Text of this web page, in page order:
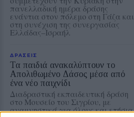
πανελλαδική ημέρα δράσης
ενάντια στον πόλεμο στη Γάζα και
στη συνέχιση της συνεργασίας
Ελλάδας–Ισραήλ
ΔΡΑΣΕΙΣ
Τα παιδιά ανακαλύπτουν το
Απολιθωμένο Δάσος μέσα από
ένα νέο παιχνίδι
Διαδραστική εκπαιδευτική δράση
στο Μουσείο του Σιγρίου, με
αναμνηστικά για όλους και ετήσια